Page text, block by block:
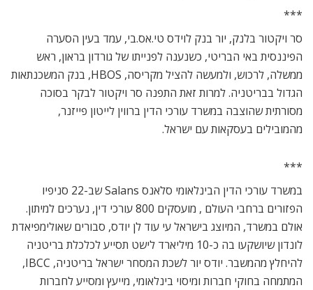
***
סר ויקטור בלנק, יור בנק לוידס טי.אס.בי, עמד בעין הסערה
הפיננסית באי הבריטי, כשנענה לפנייתו של גורדון בראון, ראש
ממשלה, לרכוש, ולמעשה להציל מקריסה, HBOS, בנק המשכנתאות
הגדול בבריטניה. למרות זאת התפנה סר ויקטור לבקר בסוכה
מסורתית שהוצבה במשרד עורכי הדין ברווין לייטון פייזנר,
מהמובילים בעסקאות עם ישראל.
***
במשרד עורכי הדין הבינלאומי סלאנס Salans שב-22 סניפיו
הפזורים ברחבי העולם , מועסקים 800 עורכי דין, נערכים למיתון.
אולם במשרד, המיוצג בישראל עי עוד לן יודס, סבורים שאולימפיאדת
לונדון שיושקעו בה כ-10 מיליארד לישט תסייע לכלכלת בריטניה
להיחלץ מהמשבר. יודס יור לשכת המסחר ישראל בריטניה, IBCC,
המתמחה בחוקי חברות ומיסוי בינלאומי, מייעץ ומסייע לחברות